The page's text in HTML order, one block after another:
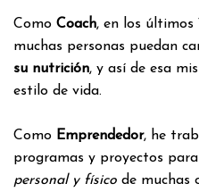
Como Coach, en los últimos
muchas personas puedan
su nutrición, y así de esa
estilo de vida.
Como Emprendedor, he
programas y proyectos
personal y físico de muchas